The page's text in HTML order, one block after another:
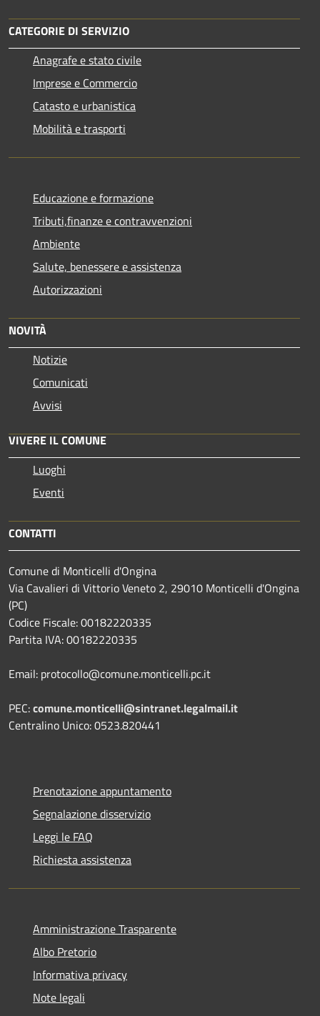
CATEGORIE DI SERVIZIO
Anagrafe e stato civile
Imprese e Commercio
Catasto e urbanistica
Mobilità e trasporti
Educazione e formazione
Tributi,finanze e contravvenzioni
Ambiente
Salute, benessere e assistenza
Autorizzazioni
NOVITÀ
Notizie
Comunicati
Avvisi
VIVERE IL COMUNE
Luoghi
Eventi
CONTATTI
Comune di Monticelli d'Ongina
Via Cavalieri di Vittorio Veneto 2, 29010 Monticelli d'Ongina
(PC)
Codice Fiscale: 00182220335
Partita IVA: 00182220335
Email: protocollo@comune.monticelli.pc.it
PEC:comune.monticelli@sintranet.legalmail.it
Centralino Unico: 0523.820441
Prenotazione appuntamento
Segnalazione disservizio
Leggi le FAQ
Richiesta assistenza
Amministrazione Trasparente
Albo Pretorio
Informativa privacy
Note legali